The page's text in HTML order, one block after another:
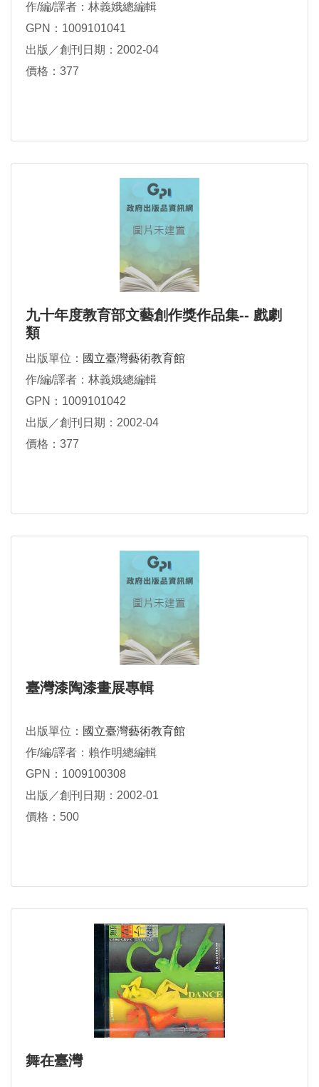
作/編/譯者：林義娥總編輯
GPN：1009101041
出版／創刊日期：2002-04
價格：377
九十年度教育部文藝創作獎作品集-- 戲劇
類
出版單位： 國立臺灣藝術教育館
作/編/譯者：林義娥總編輯
GPN：1009101042
出版／創刊日期：2002-04
價格：377
臺灣漆陶漆畫展專輯
出版單位： 國立臺灣藝術教育館
作/編/譯者：賴作明總編輯
GPN：1009100308
出版／創刊日期：2002-01
價格：500
舞在臺灣